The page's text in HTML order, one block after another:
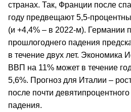
странах. Так, Франции после
году предвещают 5,5-
(и +4,4% – в 2022-м). Германии
прошлогоднего падения
в течение двух лет. Экономика
ВВП на 11% может в течение
5,6%. Прогноз для Италии –
после почти
падения.